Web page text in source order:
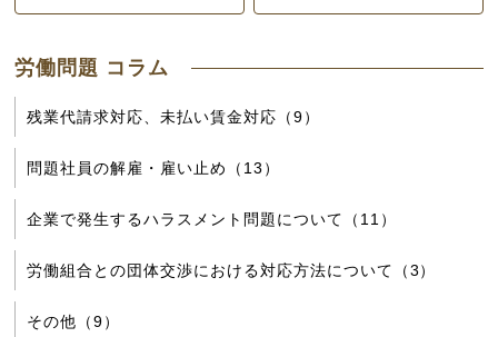
労働問題 コラム
残業代請求対応、未払い賃金対応（9）
問題社員の解雇・雇い止め（13）
企業で発生するハラスメント問題について（11）
労働組合との団体交渉における対応方法について（3）
その他（9）